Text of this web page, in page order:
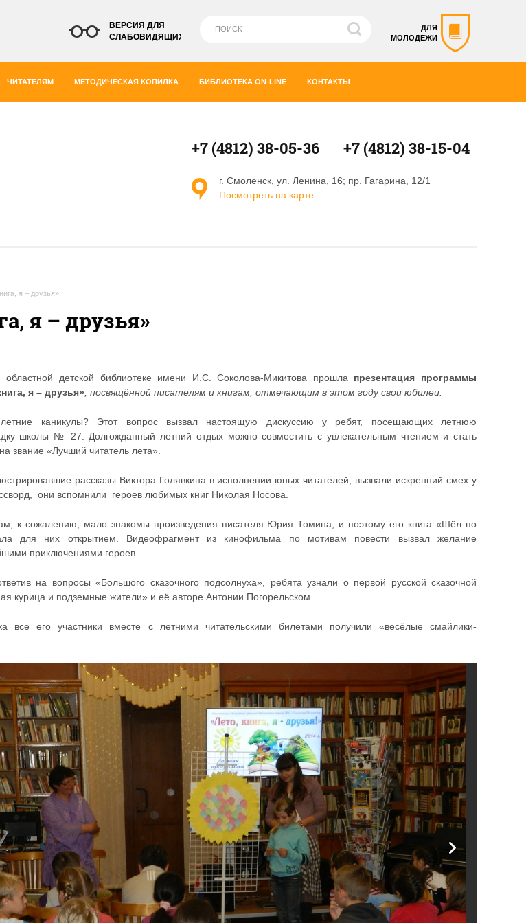
ДЛЯ
МОЛОДЁЖИ
ВЕРСИЯ ДЛЯ
СЛАБОВИДЯЩИХ
ЧИТАТЕЛЯМ МЕТОДИЧЕСКАЯ КОПИЛКА БИБЛИОТЕКА ON-LINE КОНТАКТЫ
+7 (4812) 38-05-36 +7 (4812) 38-15-04
г. Смоленск, ул. Ленина, 16; пр. Гагарина, 12/1
Посмотреть на карте
я – друзья»
я – друзья»
детской библиотеке имени И.С. Соколова-Микитова прошла презентация программы
я – друзья» , посвящённой писателям и книгам, отмечающим в этом году свои юбилеи.
каникулы? Этот вопрос вызвал настоящую дискуссию у ребят, посещающих летнюю
школы № 27. Долгожданный летний отдых можно совместить с увлекательным чтением и стать
звание «Лучший читатель лета».
рассказы Виктора Голявкина в исполнении юных читателей, вызвали искренний смех у
они вспомнили героев любимых книг Николая Носова.
к сожалению, мало знакомы произведения писателя Юрия Томина, и поэтому его книга «Шёл по
для них открытием. Видеофрагмент из кинофильма по мотивам повести вызвал желание
приключениями героев.
на вопросы «Большого сказочного подсолнуха», ребята узнали о первой русской сказочной
курица и подземные жители» и её авторе Антонии Погорельском.
все его участники вместе с летними читательскими билетами получили «весёлые смайлики-